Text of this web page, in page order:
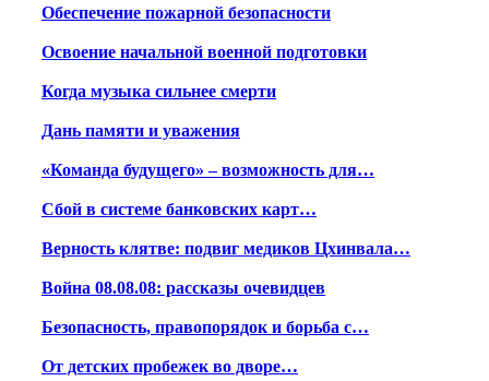
Обеспечение пожарной безопасности
Освоение начальной военной подготовки
Когда музыка сильнее смерти
Дань памяти и уважения
«Команда будущего» – возможность для…
Сбой в системе банковских карт…
Верность клятве: подвиг медиков Цхинвала…
Война 08.08.08: рассказы очевидцев
Безопасность, правопорядок и борьба с…
От детских пробежек во дворе…